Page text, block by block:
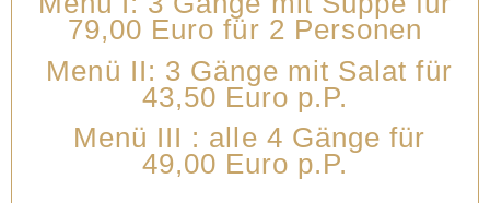
79,00 Euro für 2 Personen
Menü II: 3 Gänge mit Salat für
43,50 Euro p.P.
Menü III : alle 4 Gänge für
49,00 Euro p.P.